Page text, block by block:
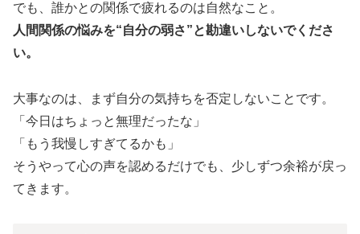
でも、誰かとの関係で疲れるのは自然なこと。
人間関係の悩みを“自分の弱さ”と勘違いしないでくださ
い。
大事なのは、まず自分の気持ちを否定しないことです。
「今日はちょっと無理だったな」
「もう我慢しすぎてるかも」
そうやって心の声を認めるだけでも、少しずつ余裕が戻っ
てきます。